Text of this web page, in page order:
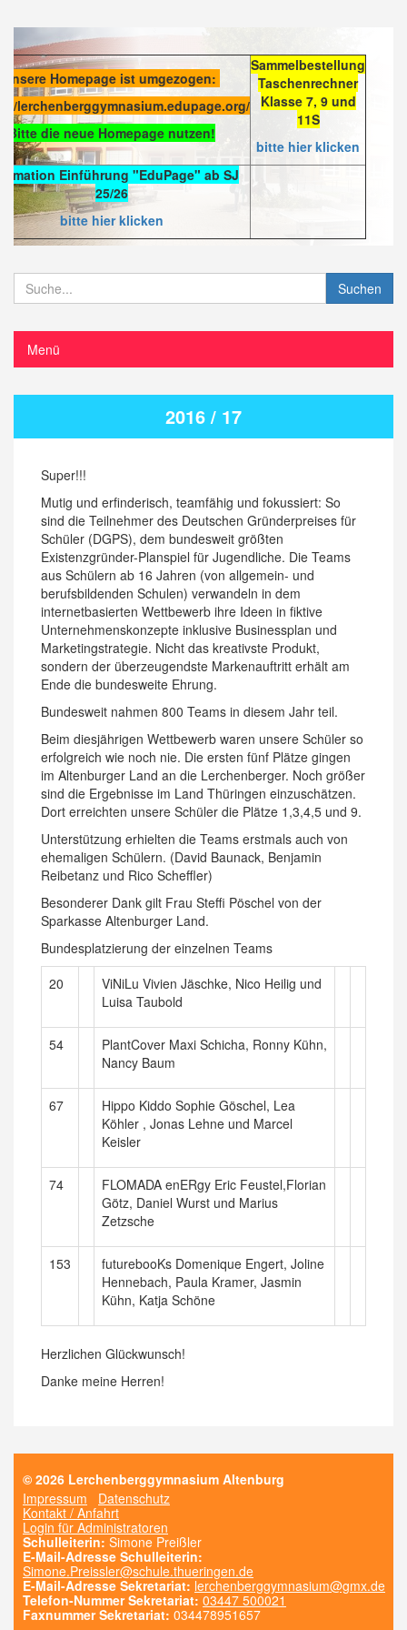
Unsere Homepage ist umgezogen:
lerchenberggymnasium.edupage.org/
Bitte die neue Homepage nutzen!
Sammelbestellung
Taschenrechner
Klasse 7, 9 und
11S
bitte hier klicken
Einführung "EduPage" ab SJ
25/26
bitte hier klicken
Suchen
Menü
2016 / 17
Super!!!
Mutig und erfinderisch, teamfähig und fokussiert: So
sind die Teilnehmer des Deutschen Gründerpreises für
Schüler (DGPS), dem bundesweit größten
Existenzgründer-Planspiel für Jugendliche. Die Teams
aus Schülern ab 16 Jahren (von allgemein- und
berufsbildenden Schulen) verwandeln in dem
internetbasierten Wettbewerb ihre Ideen in fiktive
Unternehmenskonzepte inklusive Businessplan und
Marketingstrategie. Nicht das kreativste Produkt,
sondern der überzeugendste Markenauftritt erhält am
Ende die bundesweite Ehrung.
Bundesweit nahmen 800 Teams in diesem Jahr teil.
Beim diesjährigen Wettbewerb waren unsere Schüler so
erfolgreich wie noch nie. Die ersten fünf Plätze gingen
im Altenburger Land an die Lerchenberger. Noch größer
sind die Ergebnisse im Land Thüringen einzuschätzen.
Dort erreichten unsere Schüler die Plätze 1,3,4,5 und 9.
Unterstützung erhielten die Teams erstmals auch von
ehemaligen Schülern. (David Baunack, Benjamin
Reibetanz und Rico Scheffler)
Besonderer Dank gilt Frau Steffi Pöschel von der
Sparkasse Altenburger Land.
Bundesplatzierung der einzelnen Teams
20
ViNiLu Vivien Jäschke, Nico Heilig und
Luisa Taubold
54
PlantCover Maxi Schicha, Ronny Kühn,
Nancy Baum
67
Hippo Kiddo Sophie Göschel, Lea
Köhler , Jonas Lehne und Marcel
Keisler
74
FLOMADA enERgy Eric Feustel,Florian
Götz, Daniel Wurst und Marius
Zetzsche
153
futurebooKs Domenique Engert, Joline
Hennebach, Paula Kramer, Jasmin
Kühn, Katja Schöne
Herzlichen Glückwunsch!
Danke meine Herren!
© 2026 Lerchenberggymnasium Altenburg
Impressum
Datenschutz
Kontakt / Anfahrt
Login für Administratoren
Schulleiterin: Simone Preißler
E-Mail-Adresse Schulleiterin:
Simone.Preissler@schule.thueringen.de
E-Mail-Adresse Sekretariat: lerchenberggymnasium@gmx.de
Telefon-Nummer Sekretariat: 03447 500021
Faxnummer Sekretariat: 034478951657